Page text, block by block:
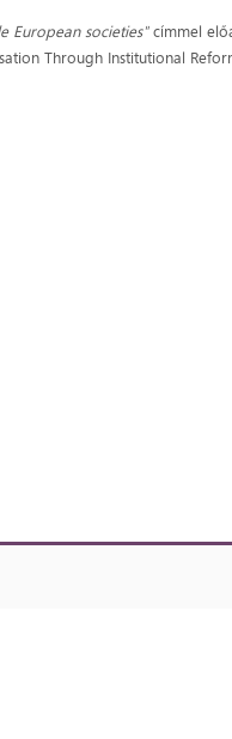
European societies"címmel
Through Institutional